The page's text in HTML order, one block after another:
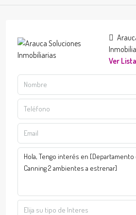
Ver
Elija su tipo de Interes